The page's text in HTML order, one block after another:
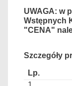
UWAGA: w
Wstępnych
"CENA"
Szczegóły